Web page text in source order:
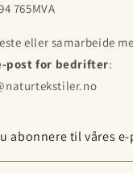
765MVA
eller samarbeide
post for bedrifter:
abonnere til våres